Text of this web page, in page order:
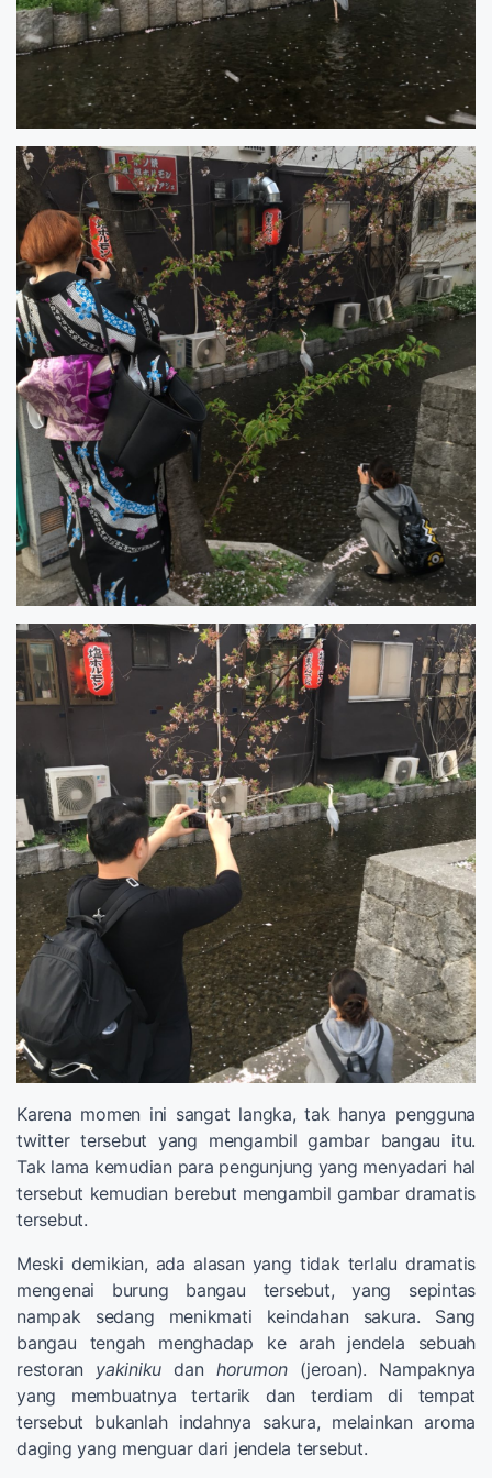
Karena momen ini sangat langka, tak hanya pengguna
twitter tersebut yang mengambil gambar bangau itu.
Tak lama kemudian para pengunjung yang menyadari hal
tersebut kemudian berebut mengambil gambar dramatis
tersebut.
Meski demikian, ada alasan yang tidak terlalu dramatis
mengenai burung bangau tersebut, yang sepintas
nampak sedang menikmati keindahan sakura. Sang
bangau tengah menghadap ke arah jendela sebuah
restoran yakiniku dan horumon (jeroan). Nampaknya
yang membuatnya tertarik dan terdiam di tempat
tersebut bukanlah indahnya sakura, melainkan aroma
daging yang menguar dari jendela tersebut.